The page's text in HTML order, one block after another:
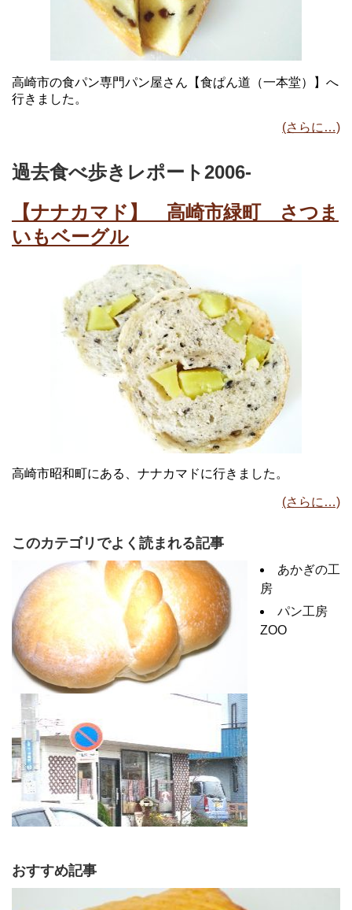
高崎市の食パン専門パン屋さん【食ぱん道（一本堂）】へ
行きました。
(さらに…)
過去食べ歩きレポート2006-
【ナナカマド】 高崎市緑町 さつま
いもベーグル
高崎市昭和町にある、ナナカマドに行きました。
(さらに…)
このカテゴリでよく読まれる記事
あかぎの工
房
パン工房
ZOO
おすすめ記事